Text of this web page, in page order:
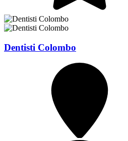
Dentisti Colombo